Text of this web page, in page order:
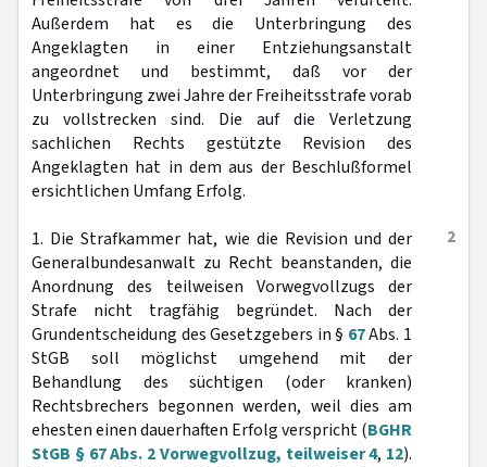
Außerdem hat es die Unterbringung des
Angeklagten in einer Entziehungsanstalt
angeordnet und bestimmt, daß vor der
Unterbringung zwei Jahre der Freiheitsstrafe vorab
zu vollstrecken sind. Die auf die Verletzung
sachlichen Rechts gestützte Revision des
Angeklagten hat in dem aus der Beschlußformel
ersichtlichen Umfang Erfolg.
2
1. Die Strafkammer hat, wie die Revision und der
Generalbundesanwalt zu Recht beanstanden, die
Anordnung des teilweisen Vorwegvollzugs der
Strafe nicht tragfähig begründet. Nach der
Grundentscheidung des Gesetzgebers in § 67Abs. 1
StGB soll möglichst umgehend mit der
Behandlung des süchtigen (oder kranken)
Rechtsbrechers begonnen werden, weil dies am
ehesten einen dauerhaften Erfolg verspricht (BGHR
StGB § 67 Abs. 2 Vorwegvollzug, teilweiser 4, 12).